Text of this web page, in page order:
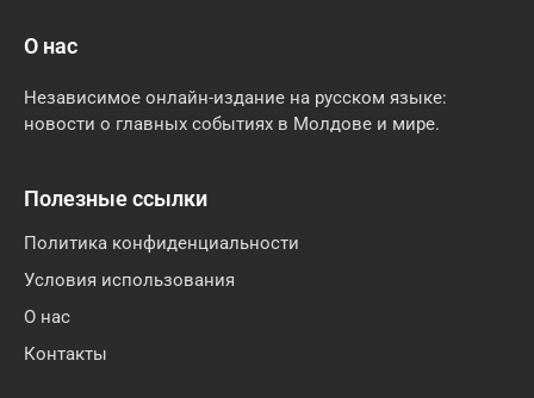
О нас
Независимое онлайн-издание на русском языке:
новости о главных событиях в Молдове и мире.
Полезные ссылки
Политика конфиденциальности
Условия использования
О нас
Контакты